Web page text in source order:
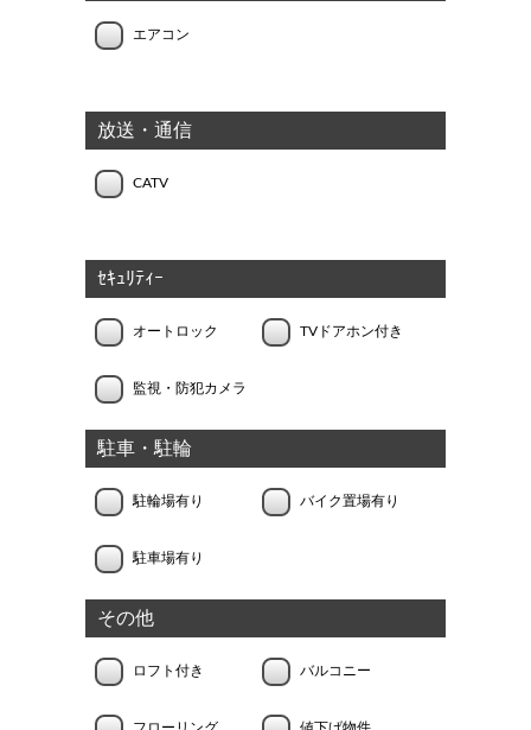
エアコン
放送・通信
CATV
ｾｷｭﾘﾃｨｰ
オートロック TVドアホン付き
監視・防犯カメラ
駐車・駐輪
駐輪場有り バイク置場有り
駐車場有り
その他
ロフト付き バルコニー